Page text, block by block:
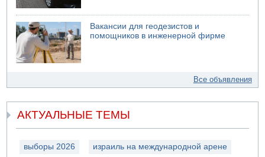
Вакансии для геодезистов и
помощников в инженерной фирме
Все объявления
АКТУАЛЬНЫЕ ТЕМЫ
выборы 2026 израиль на международной арене